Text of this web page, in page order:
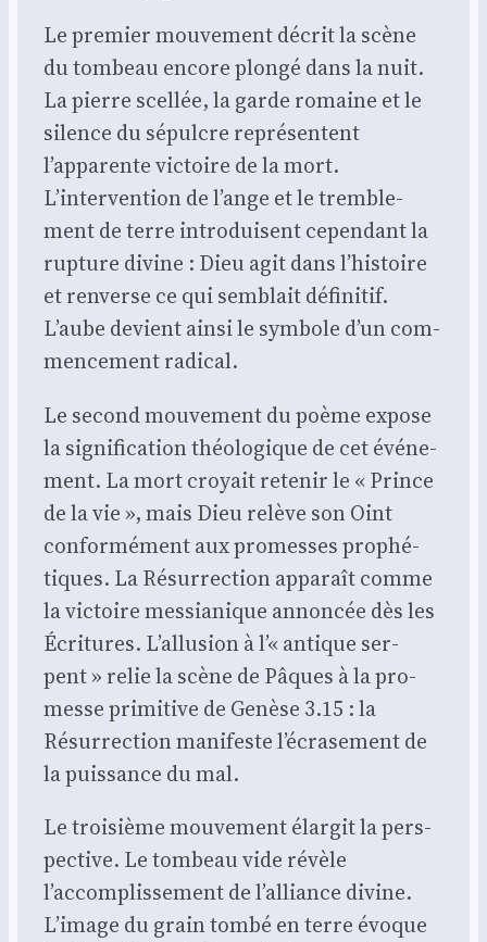
Le pre­mier mou­ve­ment décrit la scène
du tom­beau encore plon­gé dans la nuit.
La pierre scel­lée, la garde romaine et le
silence du sépulcre repré­sentent
l’apparente vic­toire de la mort.
L’intervention de l’ange et le trem­ble­
ment de terre intro­duisent cepen­dant la
rup­ture divine : Dieu agit dans l’histoire
et ren­verse ce qui sem­blait défi­ni­tif.
L’aube devient ain­si le sym­bole d’un com­
men­ce­ment radi­cal.
Le second mou­ve­ment du poème expose
la signi­fi­ca­tion théo­lo­gique de cet évé­ne­
ment. La mort croyait rete­nir le « Prince
de la vie », mais Dieu relève son Oint
confor­mé­ment aux pro­messes pro­phé­
tiques. La Résur­rec­tion appa­raît comme
la vic­toire mes­sia­nique annon­cée dès les
Écri­tures. L’allusion à l’« antique ser­
pent » relie la scène de Pâques à la pro­
messe pri­mi­tive de Genèse 3.15 : la
Résur­rec­tion mani­feste l’écrasement de
la puis­sance du mal.
Le troi­sième mou­ve­ment élar­git la pers­
pec­tive. Le tom­beau vide révèle
l’accomplissement de l’alliance divine.
L’image du grain tom­bé en terre évoque